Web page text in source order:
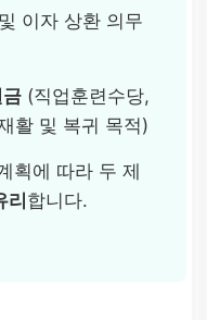
이자 상환 의무
(직업훈련수당,
활 및 복귀 목적)
획에 따라 두 제
리 합니다.